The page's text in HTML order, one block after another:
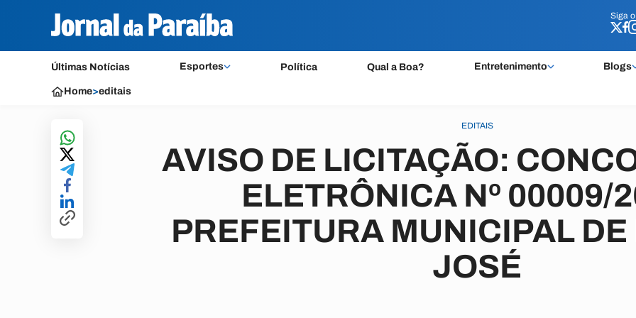
Siga o
Últimas Notícias Esportes Política Qual a Boa? Entretenimento Blogs
Siga o
Home>editais
EDITAIS
AVISO DE LICITAÇÃO:
ELETRÔNICA Nº 00009/
PREFEITURA MUNICIPAL DE
JOSÉ